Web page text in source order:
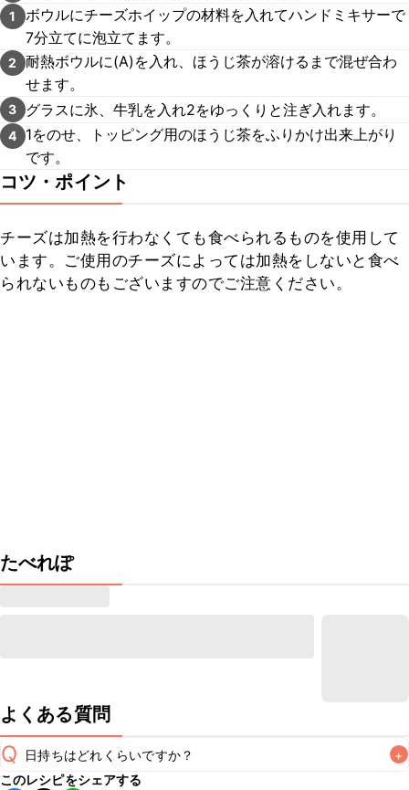
1
ボウルにチーズホイップの材料を入れてハンドミキサーで
7分立てに泡立てます。
2
耐熱ボウルに(A)を入れ、ほうじ茶が溶けるまで混ぜ合わ
せます。
3 グラスに氷、牛乳を入れ2をゆっくりと注ぎ入れます。
4
1をのせ、トッピング用のほうじ茶をふりかけ出来上がり
です。
コツ・ポイント
チーズは加熱を行わなくても食べられるものを使用して
います。ご使用のチーズによっては加熱をしないと食べ
られないものもございますのでご注意ください。
たべれぽ
よくある質問
Q 日持ちはどれくらいですか？ +
このレシピをシェアする